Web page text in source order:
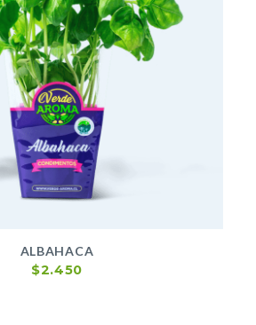
ALBAHACA
$2.450